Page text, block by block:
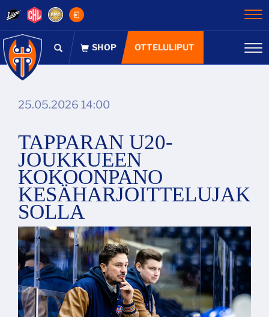
OTTELULIPUT
25.05.2026 14:00
TAPPARAN U20-
JOUKKUEEN
KOKOONPANO
KESÄHARJOITTELUJAK
SOLLA